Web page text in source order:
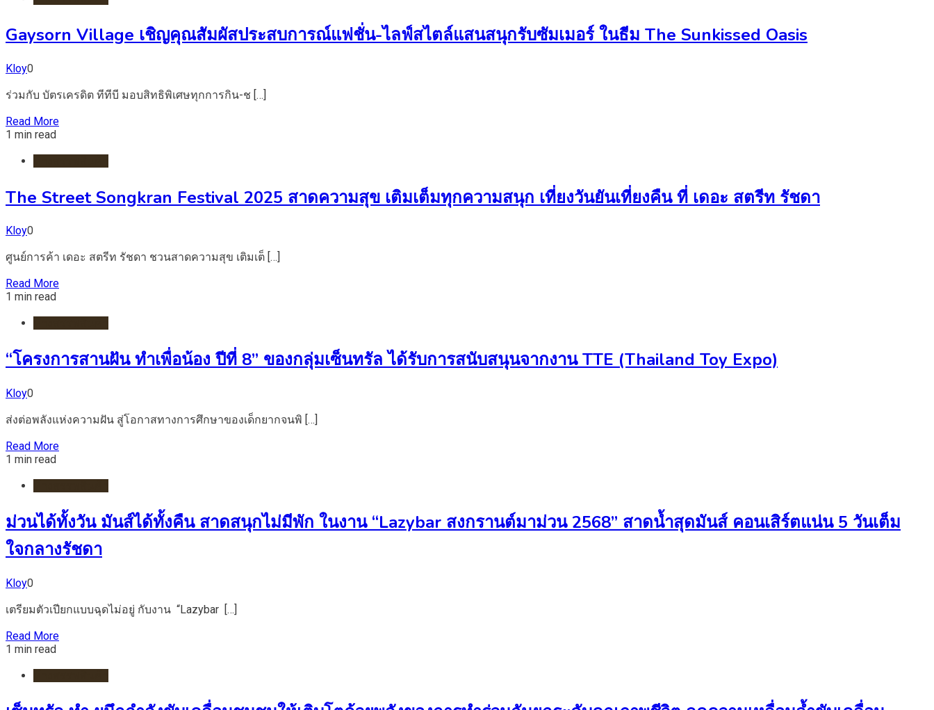
Gaysorn Village เชิญคุณสัมผัสประสบการณ์แฟชั่น-ไลฟ์สไตล์แสนสนุกรับซัมเมอร์ ในธีม The Sunkissed Oasis
Kloy0
ร่วมกับ บัตรเครดิต ทีทีบี มอบสิทธิพิเศษทุกการกิน-ช […]
Read More
1 min read
The Street Songkran Festival 2025 สาดความสุข เติมเต็มทุกความสนุก เที่ยงวันยันเที่ยงคืน ที่ เดอะ สตรีท รัชดา
Kloy0
ศูนย์การค้า เดอะ สตรีท รัชดา ชวนสาดความสุข เติมเต็ […]
Read More
1 min read
“โครงการสานฝัน ทำเพื่อน้อง ปีที่ 8” ของกลุ่มเซ็นทรัล ได้รับการสนับสนุนจากงาน TTE (Thailand Toy Expo)
Kloy0
ส่งต่อพลังแห่งความฝัน สู่โอกาสทางการศึกษาของเด็กยากจนพิ […]
Read More
1 min read
ม่วนได้ทั้งวัน มันส์ได้ทั้งคืน สาดสนุกไม่มีพัก ในงาน “Lazybar สงกรานต์มาม่วน 2568” สาดน้ำสุดมันส์ คอนเสิร์ตแน่น 5 วันเต็ม
ใจกลางรัชดา
Kloy0
เตรียมตัวเปียกแบบฉุดไม่อยู่ กับงาน “Lazybar […]
Read More
1 min read